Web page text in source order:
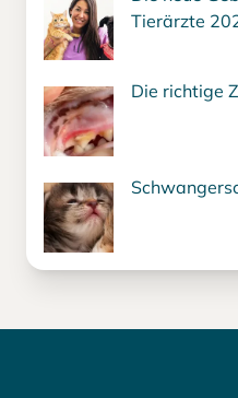
Tierärzte
Die richtige